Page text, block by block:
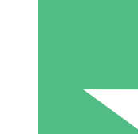
Paquetes
Paga según el uso